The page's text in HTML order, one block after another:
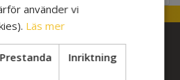
använder vi
Läs mer
Prestanda Inriktning